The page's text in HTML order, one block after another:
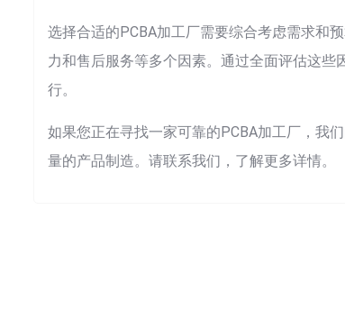
选择合适的PCBA加工厂需要综合考虑需求和
力和售后服务等多个因素。通过全面评估这些
行。
如果您正在寻找一家可靠的PCBA加工厂，我
量的产品制造。请联系我们，了解更多详情。